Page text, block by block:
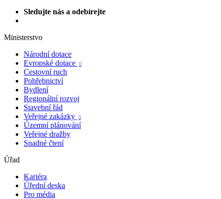
Sledujte nás a odebírejte
Ministerstvo
Národní dotace
Evropské dotace

Cestovní ruch
Pohřebnictví
Bydlení
Regionální rozvoj
Stavební řád
Veřejné zakázky

Územní plánování
Veřejné dražby
Snadné čtení
Úřad
Kariéra
Úřední deska
Pro média